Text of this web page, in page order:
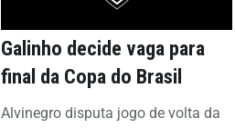
Galinho decide vaga para
final da Copa do Brasil
Alvinegro disputa jogo de volta da